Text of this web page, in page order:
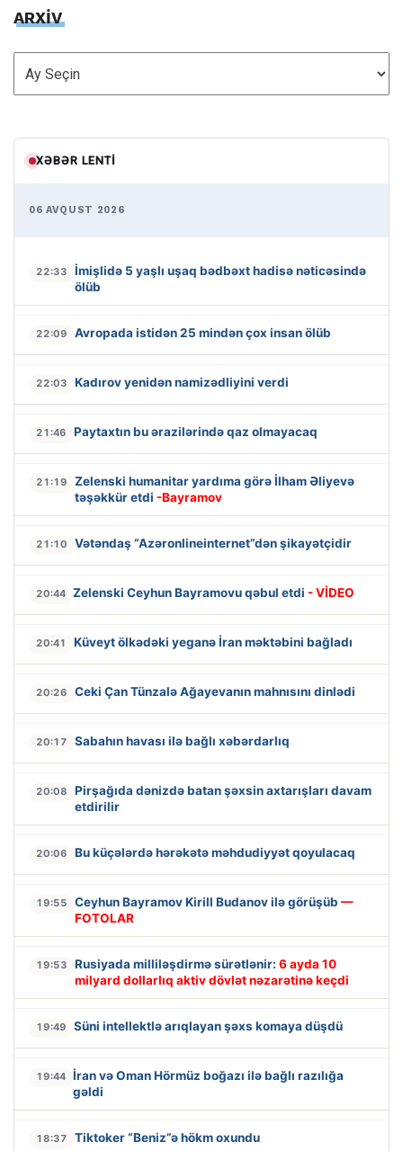
ARXİV
ARXİV
XƏBƏR LENTI
06 AVQUST 2026
22:33
İmişlidə 5 yaşlı uşaq bədbəxt hadisə nəticəsində
ölüb
22:09 Avropada istidən 25 mindən çox insan ölüb
22:03 Kadırov yenidən namizədliyini verdi
21:46 Paytaxtın bu ərazilərində qaz olmayacaq
21:19
Zelenski humanitar yardıma görə İlham Əliyevə
təşəkkür etdi -Bayramov
21:10 Vətəndaş “Azəronlineinternet”dən şikayətçidir
20:44 Zelenski Ceyhun Bayramovu qəbul etdi - VİDEO
20:41 Küveyt ölkədəki yeganə İran məktəbini bağladı
20:26 Ceki Çan Tünzalə Ağayevanın mahnısını dinlədi
20:17 Sabahın havası ilə bağlı xəbərdarlıq
20:08
Pirşağıda dənizdə batan şəxsin axtarışları davam
etdirilir
20:06 Bu küçələrdə hərəkətə məhdudiyyət qoyulacaq
19:55 Ceyhun Bayramov Kirill Budanov ilə görüşüb —
FOTOLAR
19:53 Rusiyada milliləşdirmə sürətlənir: 6 ayda 10
milyard dollarlıq aktiv dövlət nəzarətinə keçdi
19:49 Süni intellektlə arıqlayan şəxs komaya düşdü
19:44 İran və Oman Hörmüz boğazı ilə bağlı razılığa
gəldi
18:37 Tiktoker “Beniz”ə hökm oxundu